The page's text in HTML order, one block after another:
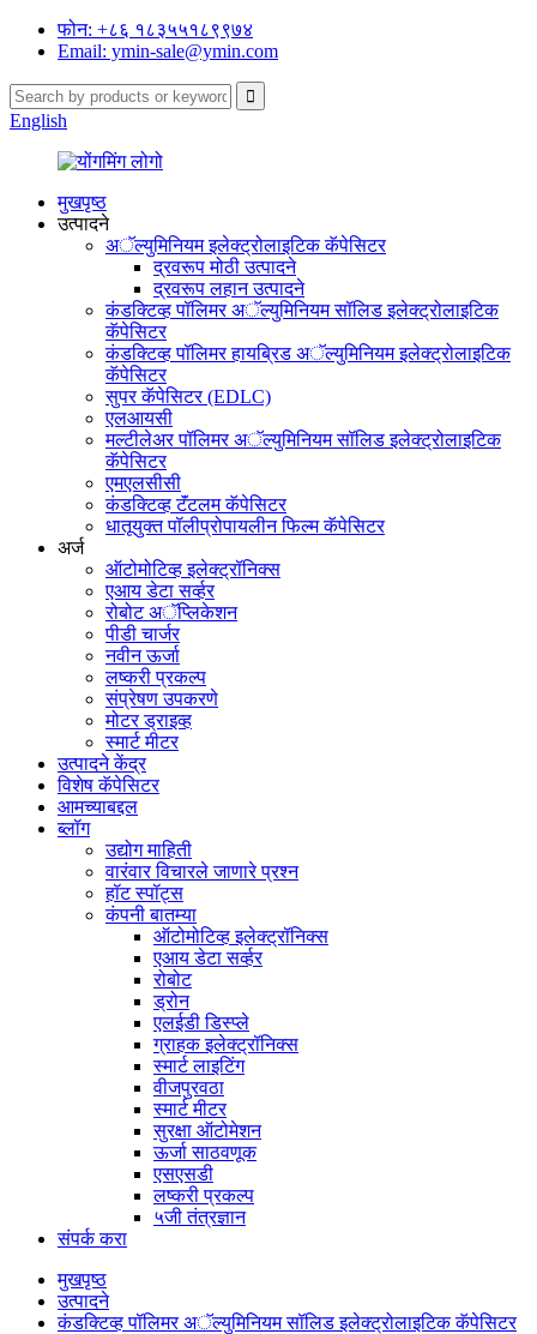
फोन: +८६ १८३५५१८९९७४
Email: ymin-sale@ymin.com
English
मुखपृष्ठ
उत्पादने
अॅल्युमिनियम इलेक्ट्रोलाइटिक कॅपेसिटर
द्रवरूप मोठी उत्पादने
द्रवरूप लहान उत्पादने
कंडक्टिव्ह पॉलिमर अॅल्युमिनियम सॉलिड इलेक्ट्रोलाइटिक
कॅपेसिटर
कंडक्टिव्ह पॉलिमर हायब्रिड अॅल्युमिनियम इलेक्ट्रोलाइटिक
कॅपेसिटर
सुपर कॅपेसिटर (EDLC)
एलआयसी
मल्टीलेअर पॉलिमर अॅल्युमिनियम सॉलिड इलेक्ट्रोलाइटिक
कॅपेसिटर
एमएलसीसी
कंडक्टिव्ह टॅंटलम कॅपेसिटर
धातूयुक्त पॉलीप्रोपायलीन फिल्म कॅपेसिटर
अर्ज
ऑटोमोटिव्ह इलेक्ट्रॉनिक्स
एआय डेटा सर्व्हर
रोबोट अॅप्लिकेशन
पीडी चार्जर
नवीन ऊर्जा
लष्करी प्रकल्प
संप्रेषण उपकरणे
मोटर ड्राइव्ह
स्मार्ट मीटर
उत्पादने केंद्र
विशेष कॅपेसिटर
आमच्याबद्दल
ब्लॉग
उद्योग माहिती
वारंवार विचारले जाणारे प्रश्न
हॉट स्पॉट्स
कंपनी बातम्या
ऑटोमोटिव्ह इलेक्ट्रॉनिक्स
एआय डेटा सर्व्हर
रोबोट
ड्रोन
एलईडी डिस्प्ले
ग्राहक इलेक्ट्रॉनिक्स
स्मार्ट लाइटिंग
वीजपुरवठा
स्मार्ट मीटर
सुरक्षा ऑटोमेशन
ऊर्जा साठवणूक
एसएसडी
लष्करी प्रकल्प
५जी तंत्रज्ञान
संपर्क करा
मुखपृष्ठ
उत्पादने
कंडक्टिव्ह पॉलिमर अॅल्युमिनियम सॉलिड इलेक्ट्रोलाइटिक कॅपेसिटर